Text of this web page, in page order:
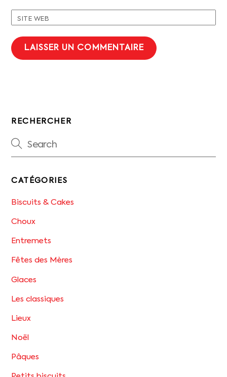
SITE WEB
RECHERCHER
CATÉGORIES
Biscuits & Cakes
Choux
Entremets
Fêtes des Mères
Glaces
Les classiques
Lieux
Noël
Pâques